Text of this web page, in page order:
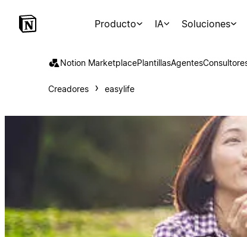
Producto IA Soluciones
Notion MarketplacePlantillasAgentes
Creadores easylife